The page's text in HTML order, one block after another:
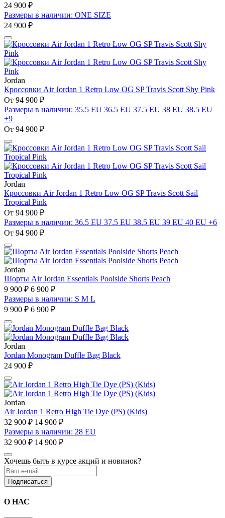
24 900 ₽
Размеры в наличии: ONE SIZE
24 900 ₽
Jordan
Кроссовки Air Jordan 1 Retro Low OG SP Travis Scott Shy Pink
От 94 900 ₽
Размеры в наличии: 35.5 EU 36.5 EU 37.5 EU 38 EU 38.5 EU
+9
От 94 900 ₽
Jordan
Кроссовки Air Jordan 1 Retro Low OG SP Travis Scott Sail
Tropical Pink
От 94 900 ₽
Размеры в наличии: 36.5 EU 37.5 EU 38.5 EU 39 EU 40 EU +6
От 94 900 ₽
Jordan
Шорты Air Jordan Essentials Poolside Shorts Peach
9 900 ₽ 6 900 ₽
Размеры в наличии: S M L
9 900 ₽ 6 900 ₽
Jordan
Jordan Monogram Duffle Bag Black
24 900 ₽
Jordan
Air Jordan 1 Retro High Tie Dye (PS) (Kids)
32 900 ₽ 14 900 ₽
Размеры в наличии: 28 EU
32 900 ₽ 14 900 ₽
Хочешь быть в курсе акций и новинок?
Подписаться
О НАС